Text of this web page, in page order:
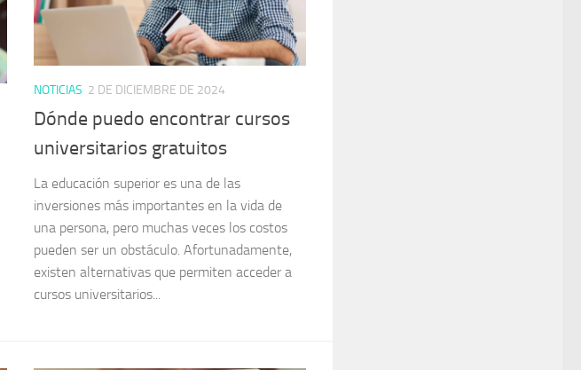
NOTICIAS 2 DE DICIEMBRE DE 2024
Dónde puedo encontrar cursos
universitarios gratuitos
La educación superior es una de las
inversiones más importantes en la vida de
una persona, pero muchas veces los costos
pueden ser un obstáculo. Afortunadamente,
existen alternativas que permiten acceder a
cursos universitarios...